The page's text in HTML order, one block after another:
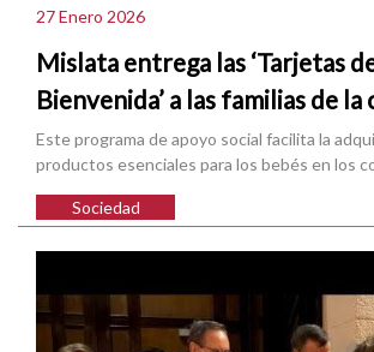
27 Enero 2026
Mislata entrega las ‘Tarjetas
Bienvenida’ a las familias de la
Este programa de apoyo social facilita la
productos esenciales para los bebés en los
Sociedad